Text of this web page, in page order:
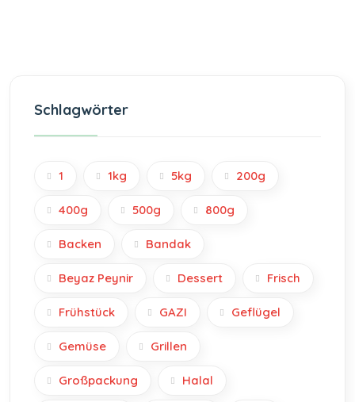
Schlagwörter
1 1kg 5kg 200g
400g 500g 800g
Backen Bandak
Beyaz Peynir Dessert Frisch
Frühstück GAZI Geflügel
Gemüse Grillen
Großpackung Halal